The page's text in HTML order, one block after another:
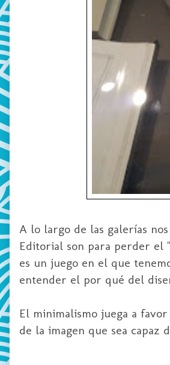
A lo largo de las galerías
Editorial son para perder el
es un juego en el que
entender el por qué del
El minimalismo juega a
de la imagen que sea